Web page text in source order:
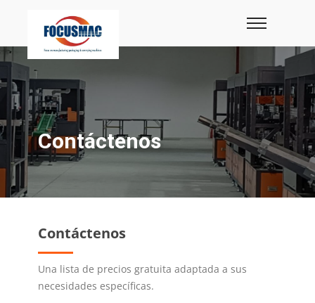
Contáctenos
Contáctenos
Una lista de precios gratuita adaptada a sus
necesidades específicas.